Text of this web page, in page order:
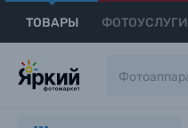
ТОВАРЫ ФОТОУСЛУГИ